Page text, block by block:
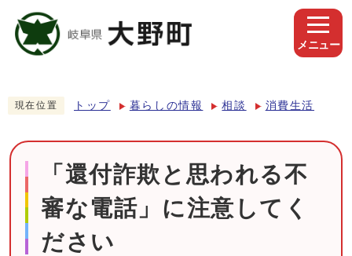
メニュー
現在位置 トップ 暮らしの情報 相談 消費生活
「還付詐欺と思われる不
審な電話」に注意してく
ださい